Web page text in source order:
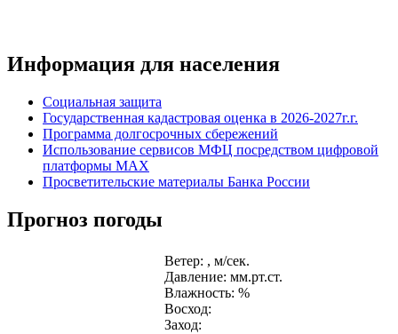
Информация для населения
Социальная защита
Государственная кадастровая оценка в 2026-2027г.г.
Программа долгосрочных сбережений
Использование сервисов МФЦ посредством цифровой
платформы MAX
Просветительские материалы Банка России
Прогноз погоды
Ветер: , м/сек.
Давление: мм.рт.ст.
Влажность: %
Восход:
Заход: